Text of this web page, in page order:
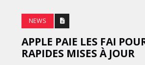
NEWS
APPLE PAIE LES FAI
RAPIDES MISES À JOUR